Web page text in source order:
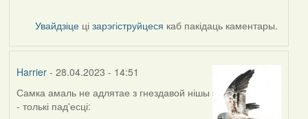
Увайдзіце цізарэгіструйцеся каб пакідаць каментары.
Harrier- 28.04.2023 - 14:51
Самка амаль не адлятае з гнездавой нішы
- толькі пад'есці: